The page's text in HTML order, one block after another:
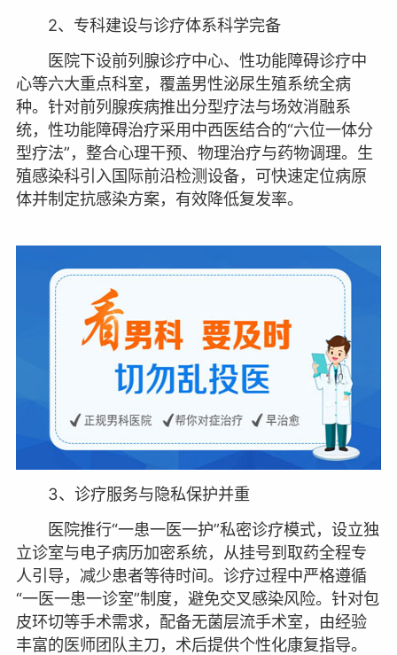
2、专科建设与诊疗体系科学完备
医院下设前列腺诊疗中心、性功能障碍诊疗中
心等六大重点科室，覆盖男性泌尿生殖系统全病
种。针对前列腺疾病推出分型疗法与场效消融系
统，性功能障碍治疗采用中西医结合的“六位一体分
型疗法”，整合心理干预、物理治疗与药物调理。生
殖感染科引入国际前沿检测设备，可快速定位病原
体并制定抗感染方案，有效降低复发率。
3、诊疗服务与隐私保护并重
医院推行“一患一医一护”私密诊疗模式，设立独
立诊室与电子病历加密系统，从挂号到取药全程专
人引导，减少患者等待时间。诊疗过程中严格遵循
“一医一患一诊室”制度，避免交叉感染风险。针对包
皮环切等手术需求，配备无菌层流手术室，由经验
丰富的医师团队主刀，术后提供个性化康复指导。